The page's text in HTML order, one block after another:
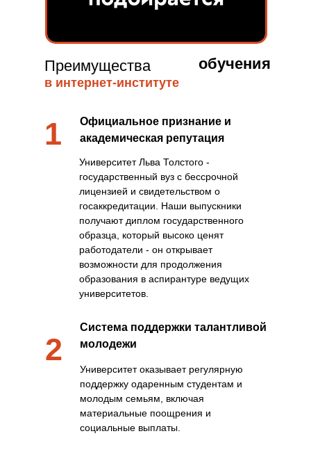
2
Система поддержки талантливой
молодежи
Университет оказывает регулярную
поддержку одаренным студентам и
молодым семьям, включая
материальные поощрения и
социальные выплаты.
1
Официальное признание и
академическая репутация
Университет Льва Толстого -
государственный вуз с бессрочной
лицензией и свидетельством о
госаккредитации. Наши выпускники
получают диплом государственного
образца, который высоко ценят
работодатели - он открывает
возможности для продолжения
образования в аспирантуре ведущих
университетов.
обучения
в интернет-институте
Преимущества